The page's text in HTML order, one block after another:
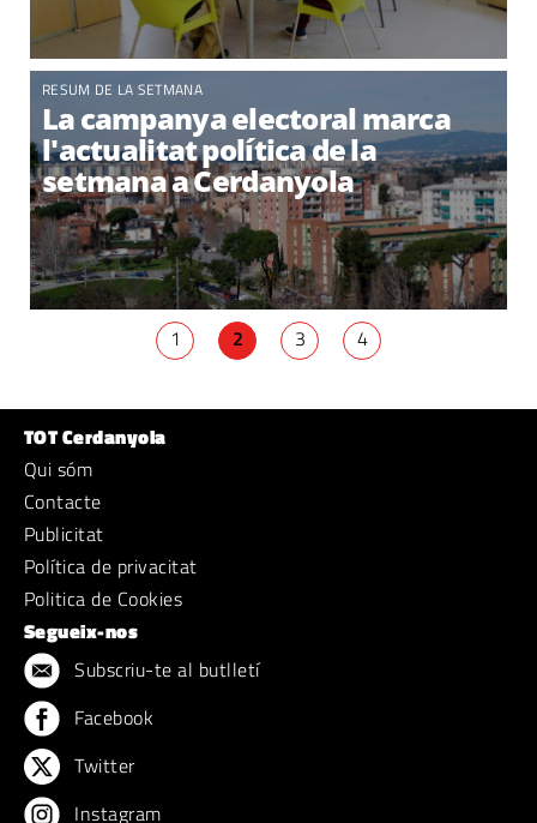
RESUM DE LA SETMANA
La campanya electoral marca
l'actualitat política de la
setmana a Cerdanyola
1 2 3 4
TOT Cerdanyola
Qui sóm
Contacte
Publicitat
Política de privacitat
Politica de Cookies
Segueix-nos
Subscriu-te al butlletí
Facebook
Twitter
Instagram